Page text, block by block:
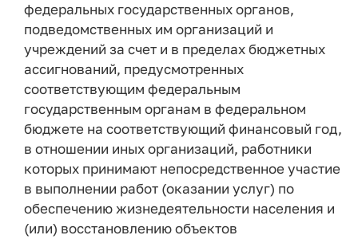
федеральных государственных органов,
подведомственных им организаций и
учреждений за счет и в пределах бюджетных
ассигнований, предусмотренных
соответствующим федеральным
государственным органам в федеральном
бюджете на соответствующий финансовый год,
в отношении иных организаций, работники
которых принимают непосредственное участие
в выполнении работ (оказании услуг) по
обеспечению жизнедеятельности населения и
(или) восстановлению объектов